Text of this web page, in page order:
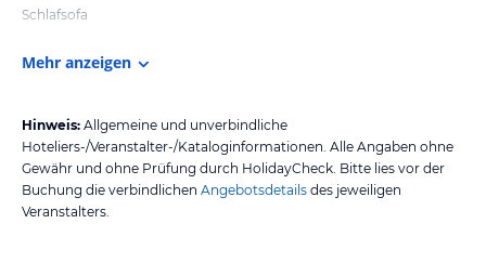
Schlafsofa
Mehr anzeigen
Hinweis: Allgemeine und unverbindliche
Hoteliers-/Veranstalter-/Kataloginformationen. Alle Angaben ohne
Gewähr und ohne Prüfung durch HolidayCheck. Bitte lies vor der
Buchung die verbindlichen Angebotsdetails des jeweiligen
Veranstalters.